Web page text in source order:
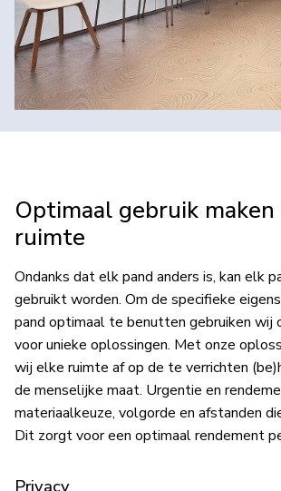
Optimaal gebruik maken
ruimte
Ondanks dat elk pand anders is, kan elk
gebruikt worden. Om de specifieke
pand optimaal te benutten gebruiken wij
voor unieke oplossingen. Met onze
wij elke ruimte af op de te verrichten
de menselijke maat. Urgentie en
materiaalkeuze, volgorde en afstanden
Dit zorgt voor een optimaal rendement
Privacy